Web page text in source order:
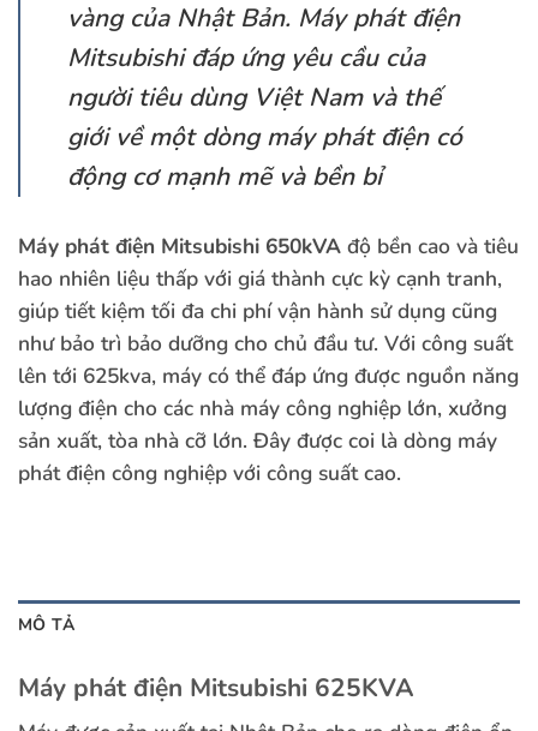
vàng của Nhật Bản. Máy phát điện
Mitsubishi đáp ứng yêu cầu của
người tiêu dùng Việt Nam và thế
giới về một dòng máy phát điện có
động cơ mạnh mẽ và bền bỉ
Máy phát điện Mitsubishi 650kVA độ bền cao và tiêu
hao nhiên liệu thấp với giá thành cực kỳ cạnh tranh,
giúp tiết kiệm tối đa chi phí vận hành sử dụng cũng
như bảo trì bảo dưỡng cho chủ đầu tư. Với công suất
lên tới 625kva, máy có thể đáp ứng được nguồn năng
lượng điện cho các nhà máy công nghiệp lớn, xưởng
sản xuất, tòa nhà cỡ lớn. Đây được coi là dòng máy
phát điện công nghiệp với công suất cao.
MÔ TẢ
Máy phát điện Mitsubishi 625KVA